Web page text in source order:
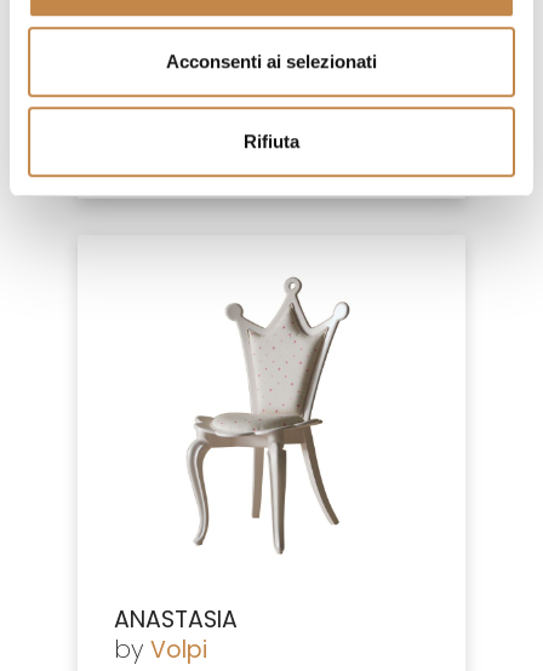
Acconsenti ai selezionati
Rifiuta
ALICE P
ANASTASIA
by Volpi